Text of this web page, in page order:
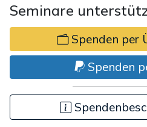
Seminare
Spenden per
Spenden